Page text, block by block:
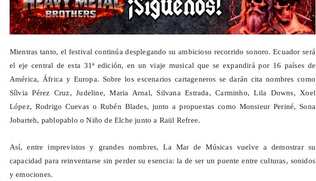
Mientras tanto, el festival continúa desplegando su ambicioso recorrido sonoro. Ecuador será
el eje central de esta 31ª edición, en un viaje musical que se expandirá por 16 países de
América, África y Europa. Sobre los escenarios cartageneros se darán cita nombres como
Sílvia Pérez Cruz, Judeline,Maria Arnal, Silvana Estrada, Carminho, Lila Downs, Xoel
López, Rodrigo Cuevas o Rubén Blades, junto a propuestas como Monsieur Periné, Sona
Jobarteh, pablopablo o Niño de Elche junto a Raül Refree.
Así, entre imprevistos y grandes nombres, La Mar de Músicas vuelve a demostrar su
capacidad para reinventarse sin perder su esencia: la de ser un puente entre culturas, sonidos
y emociones.